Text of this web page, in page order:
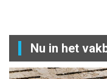
Nu in het